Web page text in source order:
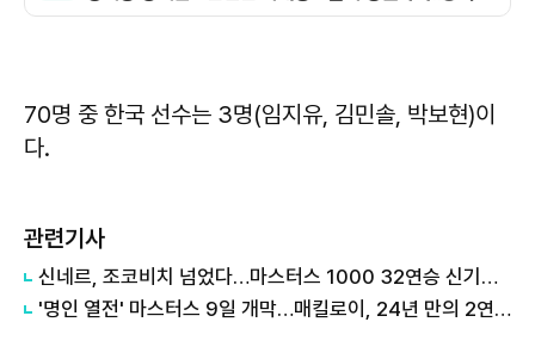
70명 중 한국 선수는 3명(임지유, 김민솔, 박보현)이
다.
관련기사
신네르, 조코비치 넘었다…마스터스 1000 32연승 신기록 작성
'명인 열전' 마스터스 9일 개막…매킬로이, 24년 만의 2연패 이뤄낼까